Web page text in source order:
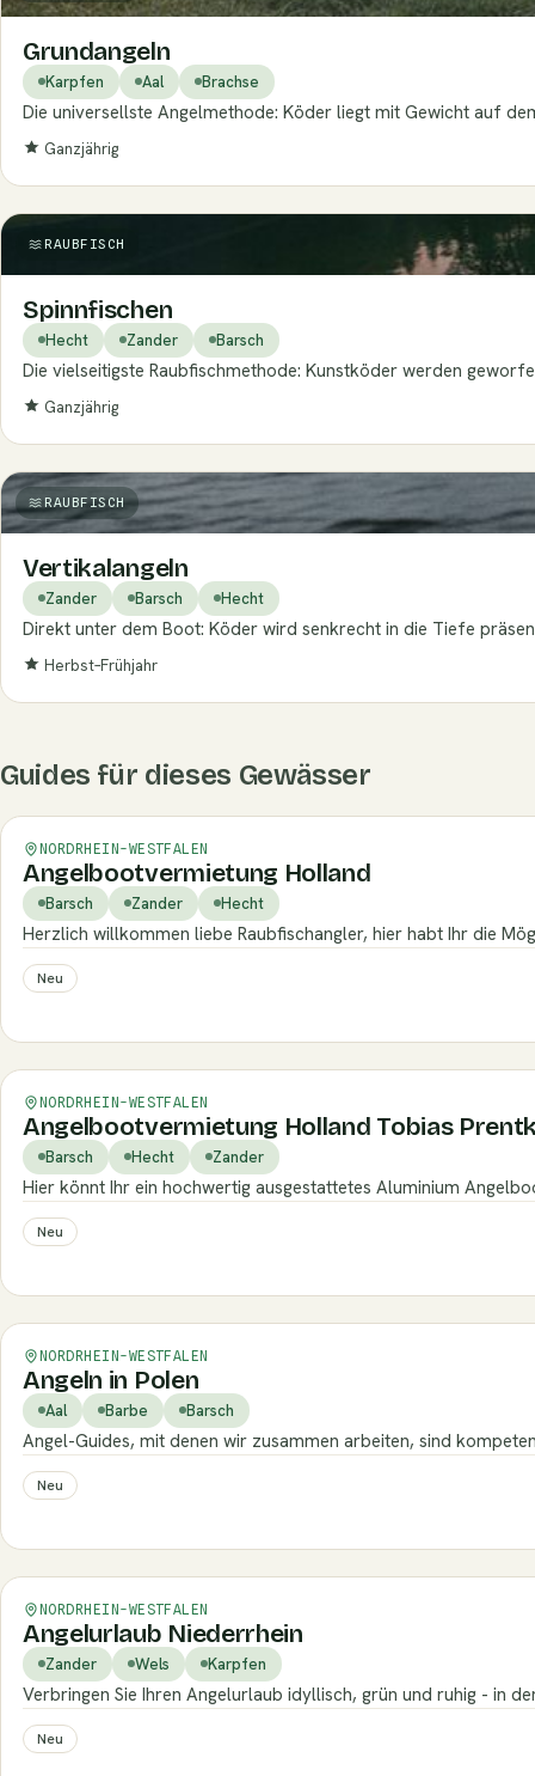
Grundangeln
Karpfen Aal Brachse
Die universellste Angelmethode: Köder liegt mit Gewicht auf
Ganzjährig
RAUBFISCH
Spinnfischen
Hecht Zander Barsch
Die vielseitigste Raubfischmethode: Kunstköder werden
Ganzjährig
RAUBFISCH
Vertikalangeln
Zander Barsch Hecht
Direkt unter dem Boot: Köder wird senkrecht in die Tiefe
Herbst–Frühjahr
Guides für dieses Gewässer
NORDRHEIN-WESTFALEN
Angelbootvermietung Holland
Barsch Zander Hecht
Herzlich willkommen liebe Raubfischangler, hier habt Ihr die
Neu
NORDRHEIN-WESTFALEN
Angelbootvermietung Holland Tobias
Barsch Hecht Zander
Hier könnt Ihr ein hochwertig ausgestattetes Aluminium
Neu
NORDRHEIN-WESTFALEN
Angeln in Polen
Aal Barbe Barsch
Angel-Guides, mit denen wir zusammen arbeiten, sind
Neu
NORDRHEIN-WESTFALEN
Angelurlaub Niederrhein
Zander Wels Karpfen
Verbringen Sie Ihren Angelurlaub idyllisch, grün und ruhig - in
Neu